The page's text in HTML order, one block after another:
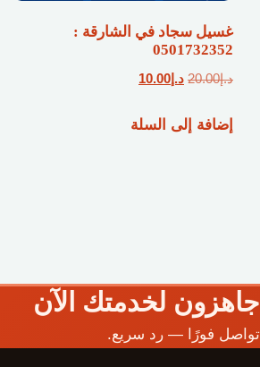
غسيل سجاد في الشارقة :
0501732352
د.إ20.00 السعر
هو:
د.إ 10.00
هو:
إضافة إلى السلة
جاهزون لخدمتك الآن
تواصل فورًا — رد سريع.